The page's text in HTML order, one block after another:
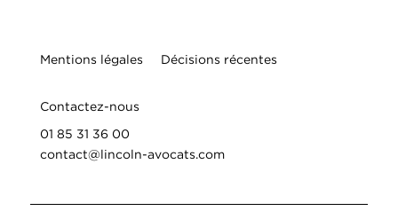
Mentions légales Décisions récentes
Contactez-nous
01 85 31 36 00
contact@lincoln-avocats.com